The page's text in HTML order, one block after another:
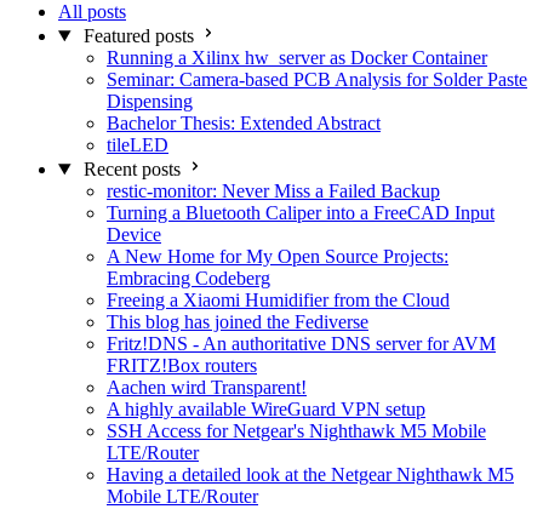
All posts
Featured posts
Running a Xilinx hw_server as Docker Container
Seminar: Camera-based PCB Analysis for Solder Paste
Dispensing
Bachelor Thesis: Extended Abstract
tileLED
Recent posts
restic-monitor: Never Miss a Failed Backup
Turning a Bluetooth Caliper into a FreeCAD Input
Device
A New Home for My Open Source Projects:
Embracing Codeberg
Freeing a Xiaomi Humidifier from the Cloud
This blog has joined the Fediverse
Fritz!DNS - An authoritative DNS server for AVM
FRITZ!Box routers
Aachen wird Transparent!
A highly available WireGuard VPN setup
SSH Access for Netgear's Nighthawk M5 Mobile
LTE/Router
Having a detailed look at the Netgear Nighthawk M5
Mobile LTE/Router